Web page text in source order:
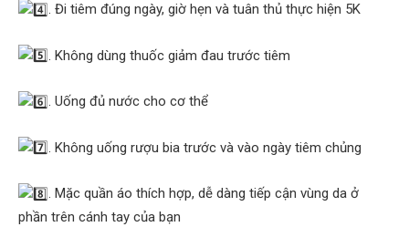
. Đi tiêm đúng ngày, giờ hẹn và tuân thủ thực hiện 5K
. Không dùng thuốc giảm đau trước tiêm
. Uống đủ nước cho cơ thể
. Không uống rượu bia trước và vào ngày tiêm chủng
. Mặc quần áo thích hợp, dễ dàng tiếp cận vùng da ở
phần trên cánh tay của bạn